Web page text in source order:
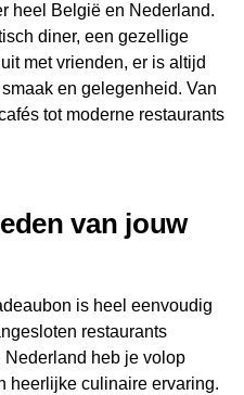
heel België en Nederland.
diner, een gezellige
met vrienden, er is altijd
en gelegenheid. Van
tot moderne restaurants
is voor ieder wat wils.
Gent of Brugge.
wanneer er wordt genoten
is de Diner Cadeaubon
bijzondere belevenis.
van jouw
is heel eenvoudig
restaurants
heb je volop
heerlijke culinaire ervaring.